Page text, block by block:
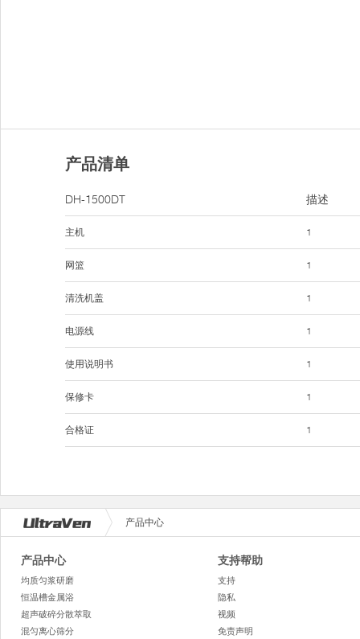
产品清单
DH-1500DT
主机
网篮
清洗机盖
电源线
使用说明书
保修卡
合格证
描述
1
1
1
1
1
1
1
产品中心
产品中心
均质匀浆研磨
恒温槽金属浴
超声破碎分散萃取
混匀离心筛分
支持帮助
支持
隐私
视频
免责声明